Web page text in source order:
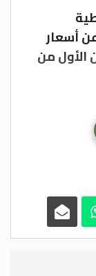
عن أسعار
الأول من
خلال
أيار